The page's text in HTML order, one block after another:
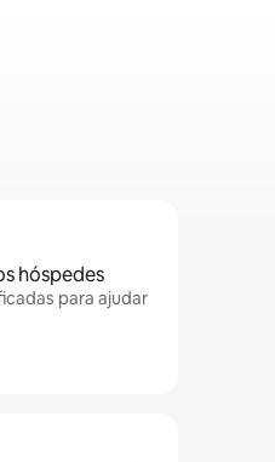
hóspedes
para ajudar